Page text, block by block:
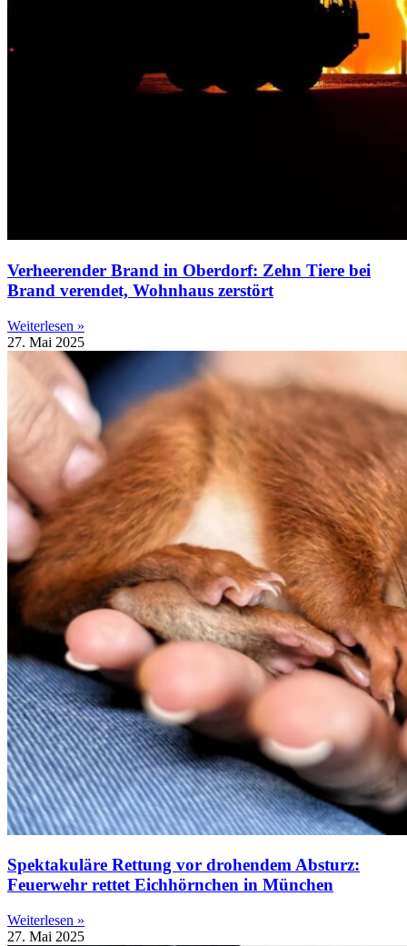
Verheerender Brand in Oberdorf: Zehn Tiere bei
Brand verendet, Wohnhaus zerstört
Weiterlesen »
27. Mai 2025
Spektakuläre Rettung vor drohendem Absturz:
Feuerwehr rettet Eichhörnchen in München
Weiterlesen »
27. Mai 2025